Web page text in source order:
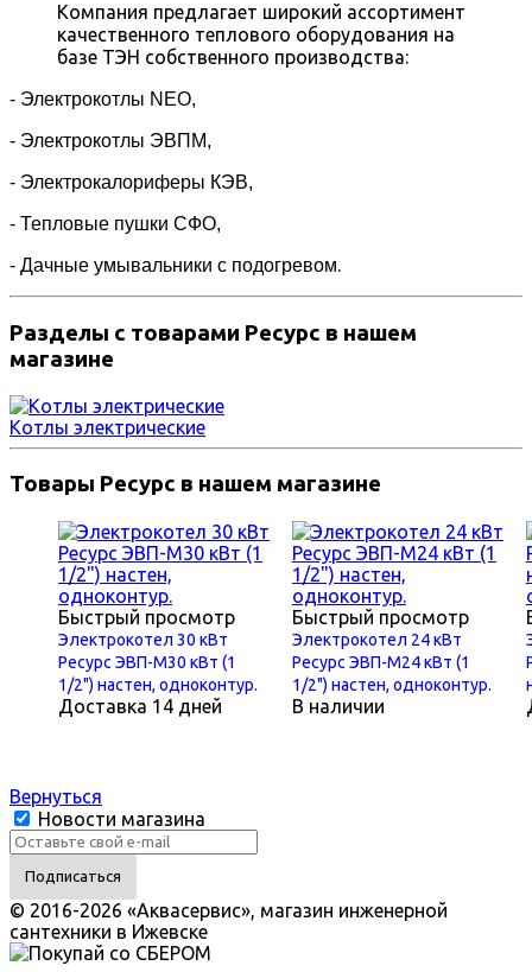
Компания предлагает широкий ассортимент
качественного теплового оборудования на
базе ТЭН собственного производства:
- Электрокотлы NEO,
- Электрокотлы ЭВПМ,
- Электрокалориферы КЭВ,
- Тепловые пушки СФО,
- Дачные умывальники с подогревом.
Разделы с товарами Ресурс в нашем
магазине
Котлы электрические
Товары Ресурс в нашем магазине
Быстрый просмотр
Электрокотел 30 кВт
Ресурс ЭВП-М30 кВт (1
1/2") настен, одноконтур.
Доставка 14 дней
Быстрый просмотр
Электрокотел 24 кВт
Ресурс ЭВП-М24 кВт (1
1/2") настен, одноконтур.
В наличии
Вернуться
Новости магазина
© 2016-2026 «Аквасервис», магазин инженерной
сантехники в Ижевске